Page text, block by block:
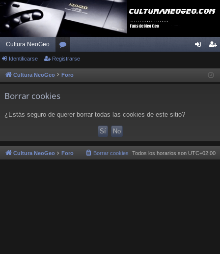
Cultura NeoGeo
or
os ist
Identificarse Registrarse
Cultura NeoGeo Foro
Borrar cookies
¿Estás seguro de querer borrar todas las cookies de este sitio?
Cultura NeoGeo Foro Todos los horarios son UTC+02:00
Borrar cookies